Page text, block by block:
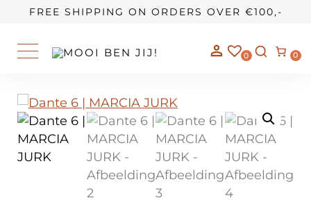
FREE SHIPPING ON ORDERS OVER €100,-
0 0
OUR STORY